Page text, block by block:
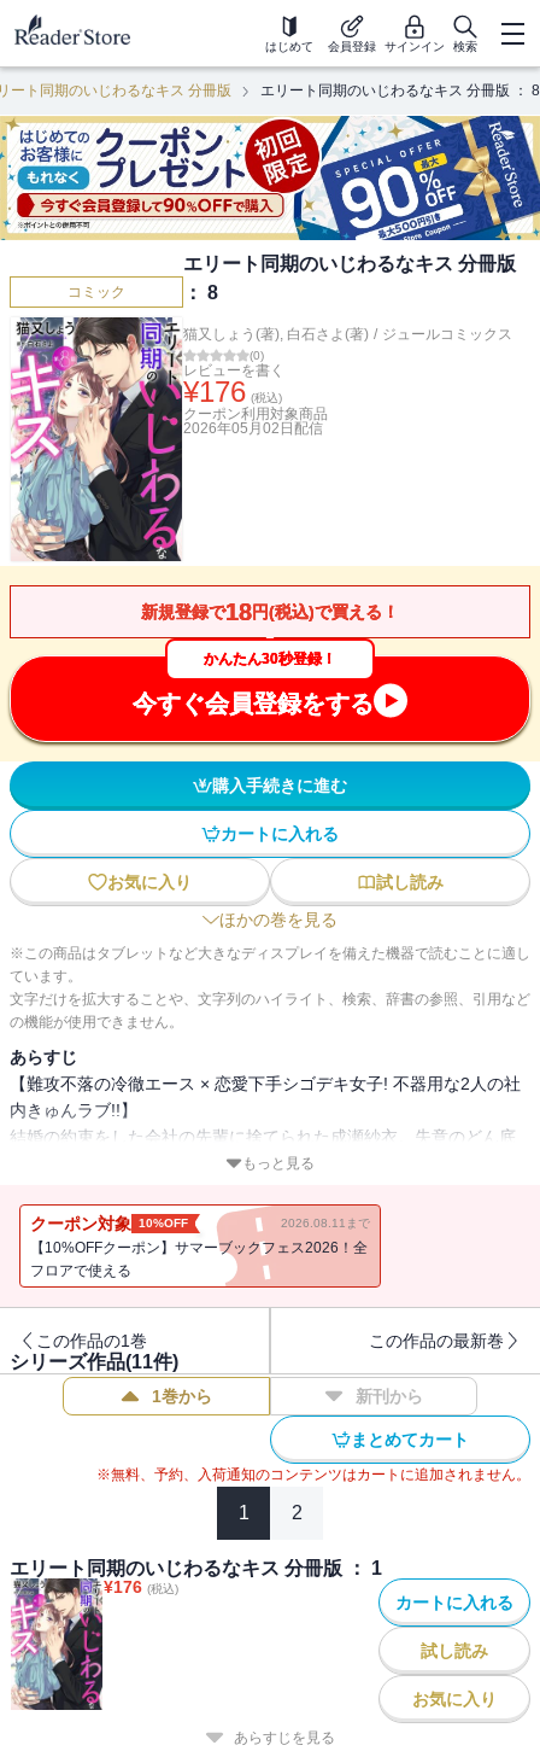
はじめて 会員登録 サインイン 検索
ート同期のいじわるなキス 分冊版 エリート同期のいじわるなキス 分冊版 ： 8
コミック
エリート同期のいじわるなキス 分冊版
： 8
猫又しょう(著), 白石さよ(著) / ジュールコミックス
(0)
レビューを書く
¥176 (税込)
クーポン利用対象商品
2026年05月02日 配信
新規登録で18円(税込)で買える！
かんたん30秒登録！
今すぐ会員登録をする
購入手続きに進む
カートに入れる
お気に入り
試し読み
ほかの巻を見る
※この商品はタブレットなど大きなディスプレイを備えた機器で読むことに適し
ています。
文字だけを拡大することや、文字列のハイライト、検索、辞書の参照、引用など
の機能が使用できません。
あらすじ
【難攻不落の冷徹エース × 恋愛下手シゴデキ女子! 不器用な2人の社
内きゅんラブ!!】
結婚の約束をした会社の先輩に捨てられた成瀬紗衣。失意のどん底
にいた彼女が失恋の夜に出会ったのは、イケメンで仕事もできる社
恋より仕事に生きよう。そう決めた紗衣なのに、なぜが彼女を気に
かけてくれる凌介。そして元カレが見ている前で突然、紗衣に「あ
ること」をしてきて・・・!?
もっと見る
クーポン対象 10%OFF 2026.08.11まで
【10%OFFクーポン】サマーブックフェス2026！全
フロアで使える
この作品の1巻 この作品の最新巻
シリーズ作品(11件)
1巻から 新刊から
まとめてカート
※無料、予約、入荷通知のコンテンツはカートに追加されません。
1 2
エリート同期のいじわるなキス 分冊版 ： 1
¥176 (税込)
カートに入れる
試し読み
お気に入り
あらすじを見る